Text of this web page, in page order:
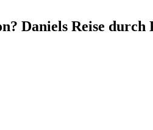
Daniels Reise